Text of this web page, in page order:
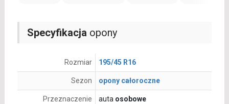
Specyfikacja opony
Rozmiar 195/45 R16
Sezon opony całoroczne
Przeznaczenie auta osobowe